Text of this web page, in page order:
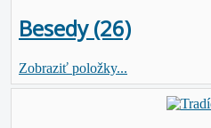
Besedy (26)
Zobraziť položky...